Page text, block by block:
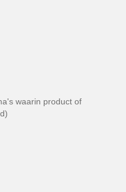
waarin product of